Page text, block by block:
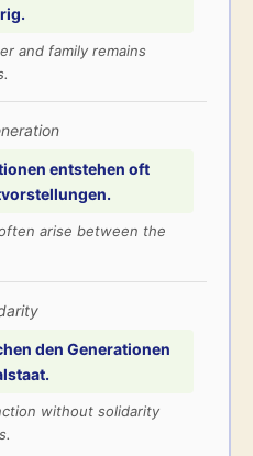
and family remains
entstehen oft
arise between the
den Generationen
without solidarity